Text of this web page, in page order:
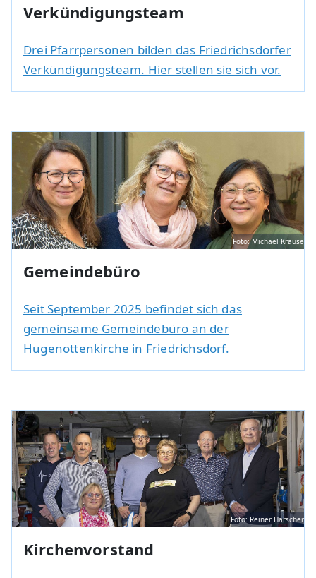
Verkündigungsteam
Drei Pfarrpersonen bilden das Friedrichsdorfer
Verkündigungsteam. Hier stellen sie sich vor.
Foto: Michael Krause
Gemeindebüro
Seit September 2025 befindet sich das
gemeinsame Gemeindebüro an der
Hugenottenkirche in Friedrichsdorf.
Foto: Reiner Harscher
Kirchenvorstand